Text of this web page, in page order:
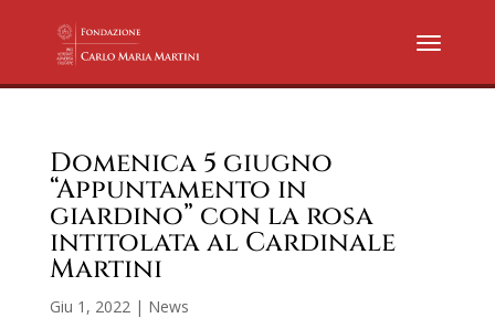
Domenica 5 giugno
“Appuntamento in
giardino” con la rosa
intitolata al Cardinale
Martini
Giu 1, 2022| News